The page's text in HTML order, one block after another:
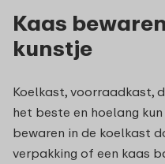
Kaas
kunstje
Koelkast, voorraadkast,
het beste en hoelang
bewaren in de koelkast
verpakking of een kaas